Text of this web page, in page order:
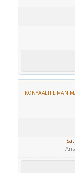
KONYAALTI LIMAN